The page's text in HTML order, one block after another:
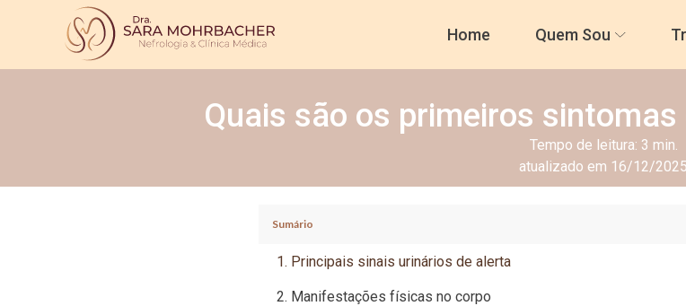
Home Quem Sou
Quais são os primeiros
Tempo de leitura: 3 min.
atualizado em 16/12/2025
Sumário
Principais sinais urinários de alerta
Manifestações físicas no corpo